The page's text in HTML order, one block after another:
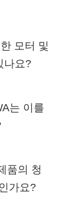
모터 및
나요?
는 이를
품의 청
가요?